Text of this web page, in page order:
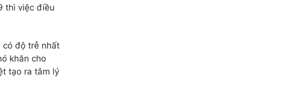
thì việc điều
có độ trễ nhất
khăn cho
tạo ra tâm lý